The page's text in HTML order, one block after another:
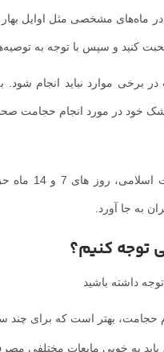
مشخصی مثل اوایل بهار یا
و سپس با توجه به
برخی موارد نباید انجام
خود در مورد انجام حجامت
توجه کنیم؟
داشته باشید
حجامت، بهتر است که برای چند
به خوبی مایعات مختلفی